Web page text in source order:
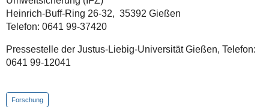
Heinrich-Buff-Ring 26-32, 35392 Gießen
Telefon: 0641 99-37420
Pressestelle der Justus-Liebig-Universität Gießen, Telefon:
0641 99-12041
Forschung